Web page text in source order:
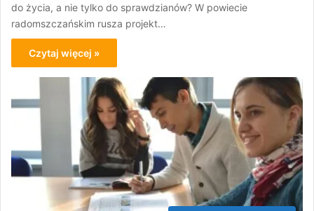
do życia, a nie tylko do sprawdzianów? W powiecie
radomszczańskim rusza projekt…
Czytaj więcej »